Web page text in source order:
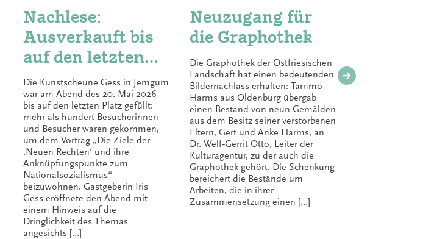
Nachlese:
Ausverkauft bis
auf den letzten
Platz
Die Kunstscheune Gess in Jemgum
war am Abend des 20. Mai 2026
bis auf den letzten Platz gefüllt:
mehr als hundert Besucherinnen
und Besucher waren gekommen,
um dem Vortrag „Die Ziele der
‚Neuen Rechten‘ und ihre
Anknüpfungspunkte zum
Nationalsozialismus“
beizuwohnen. Gastgeberin Iris
Gess eröffnete den Abend mit
einem Hinweis auf die
Dringlichkeit des Themas
angesichts […]
Neuzugang für
die Graphothek
Die Graphothek der Ostfriesischen
Landschaft hat einen bedeutenden
Bildernachlass erhalten: Tammo
Harms aus Oldenburg übergab
einen Bestand von neun Gemälden
aus dem Besitz seiner verstorbenen
Eltern, Gert und Anke Harms, an
Dr. Welf‑Gerrit Otto, Leiter der
Kulturagentur, zu der auch die
Graphothek gehört. Die Schenkung
bereichert die Bestände um
Arbeiten, die in ihrer
Zusammensetzung einen […]